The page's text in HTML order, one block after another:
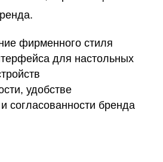
фирменного стиля
для настольных
удобстве
согласованности бренда